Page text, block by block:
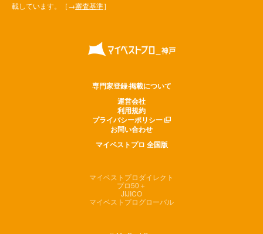
載しています。［→審査基準］
専門家登録·掲載について
運営会社
利用規約
プライバシーポリシー
お問い合わせ
マイベストプロ 全国版
マイベストプロダイレクト
プロ50＋
JIJICO
マイベストプログローバル